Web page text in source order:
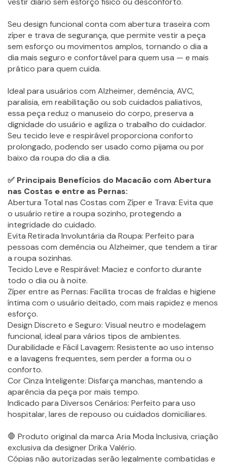
Seu design funcional conta com abertura traseira com
zíper e trava de segurança, que permite vestir a peça
sem esforço ou movimentos amplos, tornando o dia a
dia mais seguro e confortável para quem usa — e mais
prático para quem cuida.
Ideal para usuários com Alzheimer, demência, AVC,
paralisia, em reabilitação ou sob cuidados paliativos,
essa peça reduz o manuseio do corpo, preserva a
dignidade do usuário e agiliza o trabalho do cuidador.
Seu tecido leve e respirável proporciona conforto
prolongado, podendo ser usado como pijama ou por
baixo da roupa do dia a dia.
✅ Principais Benefícios do Macacão com Abertura
nas Costas e entre as Pernas:
Abertura Total nas Costas com Zíper e Trava: Evita que
o usuário retire a roupa sozinho, protegendo a
integridade do cuidado.
Evita Retirada Involuntária da Roupa: Perfeito para
pessoas com demência ou Alzheimer, que tendem a tirar
a roupa sozinhas.
Tecido Leve e Respirável: Maciez e conforto durante
todo o dia ou à noite.
Zíper entre as Pernas: Facilita trocas de fraldas e higiene
íntima com o usuário deitado, com mais rapidez e menos
esforço.
Design Discreto e Seguro: Visual neutro e modelagem
funcional, ideal para vários tipos de ambientes.
Durabilidade e Fácil Lavagem: Resistente ao uso intenso
e a lavagens frequentes, sem perder a forma ou o
conforto.
Cor Cinza Inteligente: Disfarça manchas, mantendo a
aparência da peça por mais tempo.
Indicado para Diversos Cenários: Perfeito para uso
hospitalar, lares de repouso ou cuidados domiciliares.
🛑 Produto original da marca Aria Moda Inclusiva, criação
exclusiva da designer Drika Valério.
Cópias não autorizadas serão legalmente combatidas e